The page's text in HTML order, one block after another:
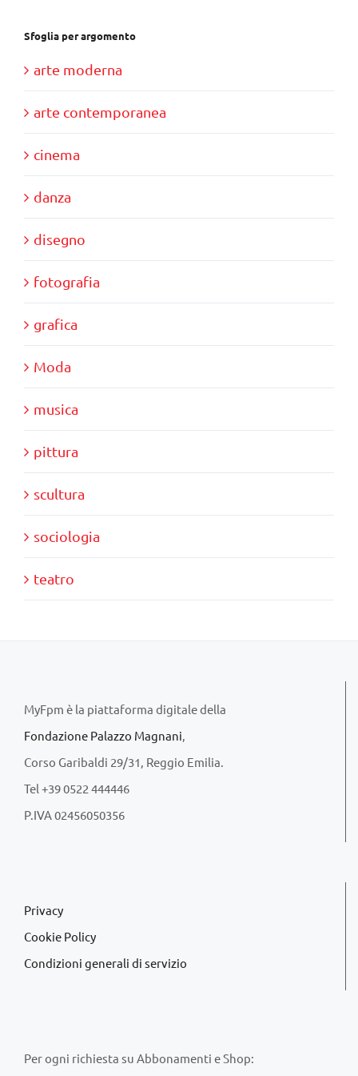
Sfoglia per argomento
arte moderna
arte contemporanea
cinema
danza
disegno
fotografia
grafica
Moda
musica
pittura
scultura
sociologia
teatro
MyFpm è la piattaforma digitale della
Fondazione Palazzo Magnani,
Corso Garibaldi 29/31, Reggio Emilia.
Tel +39 0522 444446
P.IVA 02456050356
Privacy
Cookie Policy
Condizioni generali di servizio
Per ogni richiesta su Abbonamenti e Shop: